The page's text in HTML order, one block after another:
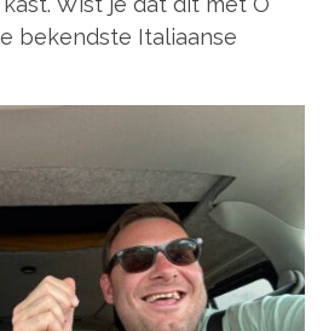
bekendste Italiaanse